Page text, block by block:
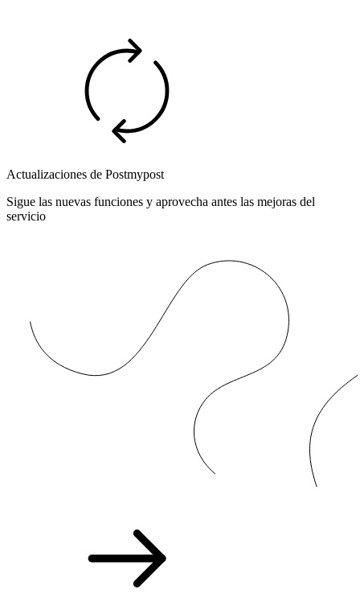
Actualizaciones de Postmypost
Sigue las nuevas funciones y aprovecha antes las mejoras del
servicio